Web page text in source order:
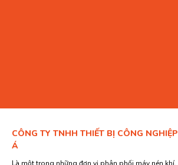
CÔNG TY TNHH THIẾT BỊ CÔNG
Á